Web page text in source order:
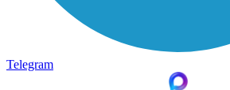
Telegram